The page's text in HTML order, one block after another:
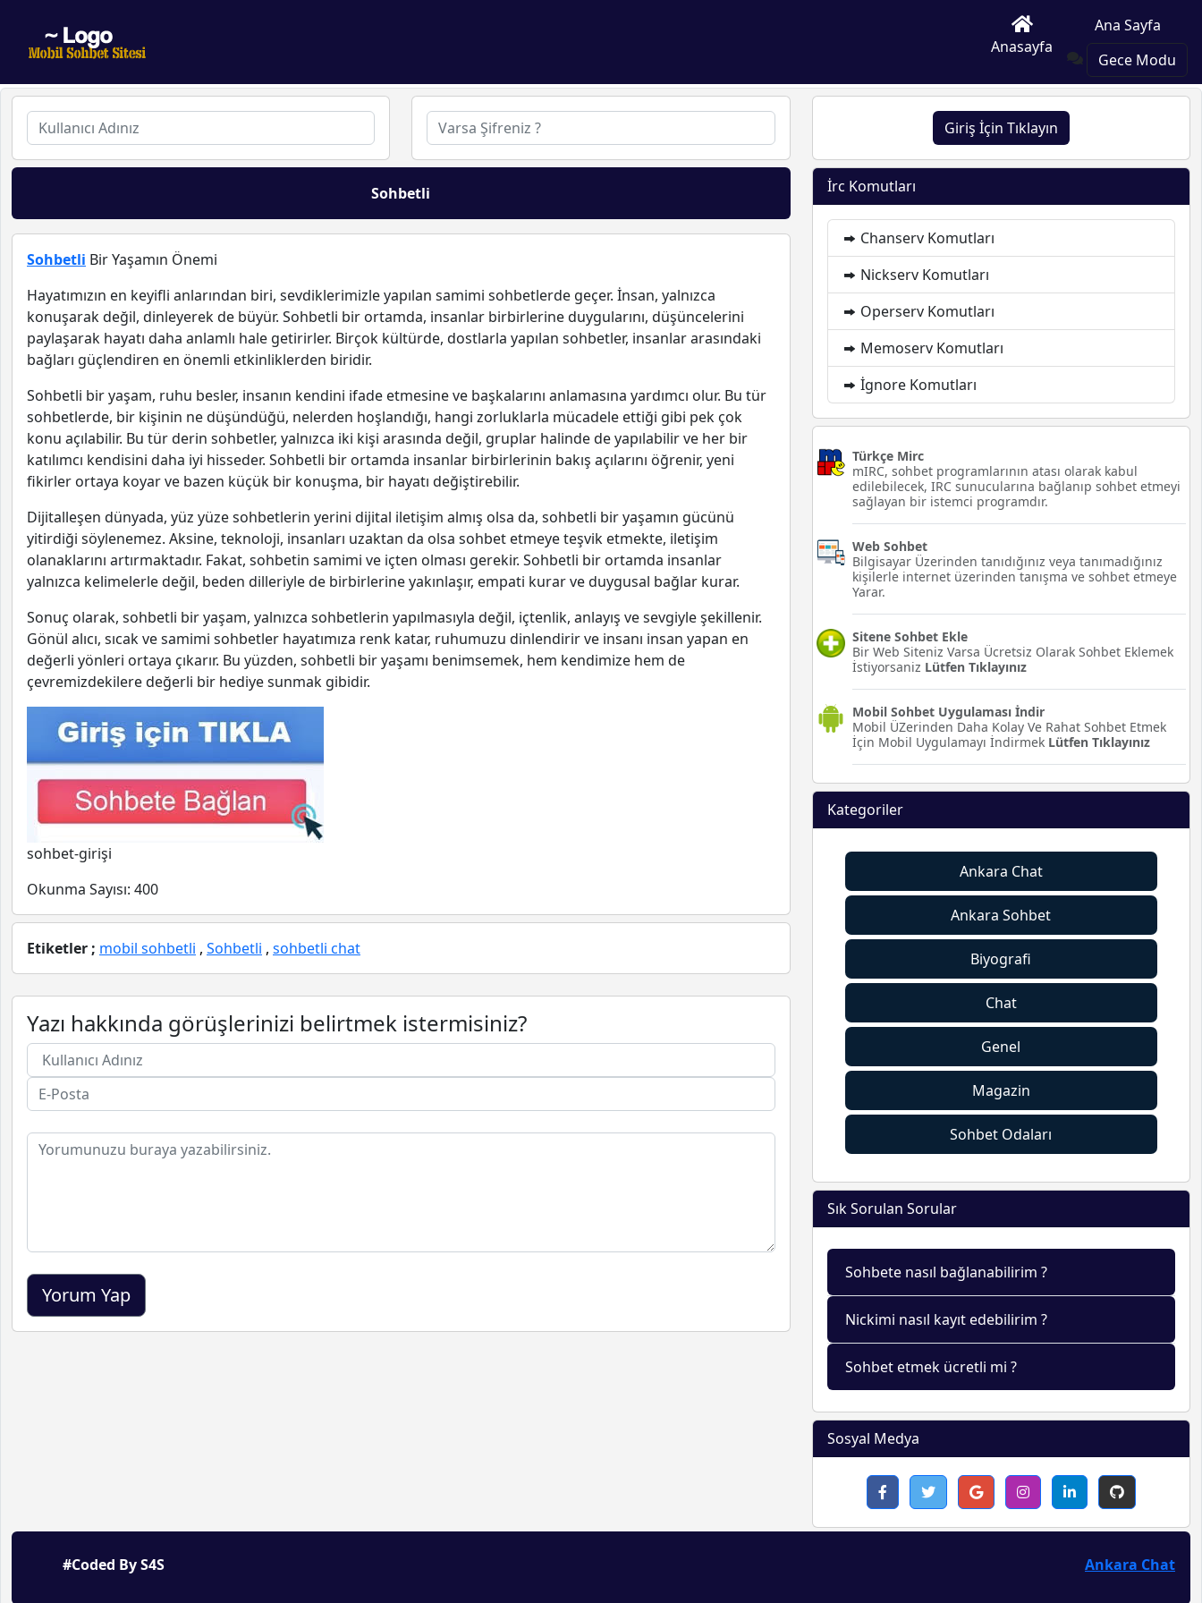
Anasayfa
Ana Sayfa
Gece Modu
Giriş İçin Tıklayın
Sohbetli
Sohbetli Bir Yaşamın Önemi
Hayatımızın en keyifli anlarından biri, sevdiklerimizle yapılan samimi sohbetlerde geçer. İnsan, yalnızca
konuşarak değil, dinleyerek de büyür. Sohbetli bir ortamda, insanlar birbirlerine duygularını, düşüncelerini
paylaşarak hayatı daha anlamlı hale getirirler. Birçok kültürde, dostlarla yapılan sohbetler, insanlar arasındaki
bağları güçlendiren en önemli etkinliklerden biridir.
Sohbetli bir yaşam, ruhu besler, insanın kendini ifade etmesine ve başkalarını anlamasına yardımcı olur. Bu tür
sohbetlerde, bir kişinin ne düşündüğü, nelerden hoşlandığı, hangi zorluklarla mücadele ettiği gibi pek çok
konu açılabilir. Bu tür derin sohbetler, yalnızca iki kişi arasında değil, gruplar halinde de yapılabilir ve her bir
katılımcı kendisini daha iyi hisseder. Sohbetli bir ortamda insanlar birbirlerinin bakış açılarını öğrenir, yeni
fikirler ortaya koyar ve bazen küçük bir konuşma, bir hayatı değiştirebilir.
Dijitalleşen dünyada, yüz yüze sohbetlerin yerini dijital iletişim almış olsa da, sohbetli bir yaşamın gücünü
yitirdiği söylenemez. Aksine, teknoloji, insanları uzaktan da olsa sohbet etmeye teşvik etmekte, iletişim
olanaklarını artırmaktadır. Fakat, sohbetin samimi ve içten olması gerekir. Sohbetli bir ortamda insanlar
yalnızca kelimelerle değil, beden dilleriyle de birbirlerine yakınlaşır, empati kurar ve duygusal bağlar kurar.
Sonuç olarak, sohbetli bir yaşam, yalnızca sohbetlerin yapılmasıyla değil, içtenlik, anlayış ve sevgiyle şekillenir.
Gönül alıcı, sıcak ve samimi sohbetler hayatımıza renk katar, ruhumuzu dinlendirir ve insanı insan yapan en
değerli yönleri ortaya çıkarır. Bu yüzden, sohbetli bir yaşamı benimsemek, hem kendimize hem de
çevremizdekilere değerli bir hediye sunmak gibidir.
sohbet-girişi
Okunma Sayısı: 400
Etiketler ; mobil sohbetli , Sohbetli , sohbetli chat
Yazı hakkında görüşlerinizi belirtmek istermisiniz?
İrc Komutları
Chanserv Komutları
Nickserv Komutları
Operserv Komutları
Memoserv Komutları
İgnore Komutları
Türkçe Mirc
mIRC, sohbet programlarının atası olarak kabul
edilebilecek, IRC sunucularına bağlanıp sohbet etmeyi
sağlayan bir istemci programdır.
Web Sohbet
Bilgisayar Üzerinden tanıdığınız veya tanımadığınız
kişilerle internet üzerinden tanışma ve sohbet etmeye
Yarar.
Sitene Sohbet Ekle
Bir Web Siteniz Varsa Ücretsiz Olarak Sohbet Eklemek
İstiyorsaniz Lütfen Tıklayınız
Mobil Sohbet Uygulaması İndir
Mobil ÜZerinden Daha Kolay Ve Rahat Sohbet Etmek
İçin Mobil Uygulamayı İndirmek Lütfen Tıklayınız
Kategoriler
Ankara Chat
Ankara Sohbet
Biyografi
Chat
Genel
Magazin
Sohbet Odaları
Sık Sorulan Sorular
Sohbete nasıl bağlanabilirim ?
Nickimi nasıl kayıt edebilirim ?
Sohbet etmek ücretli mi ?
Sosyal Medya
#Coded By S4S Ankara Chat